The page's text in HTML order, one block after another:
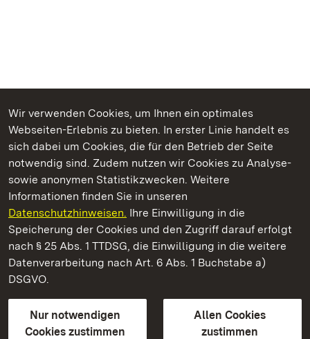
Wir verwenden Cookies, um Ihnen ein optimales
Webseiten-Erlebnis zu bieten. In erster Linie handelt es
sich dabei um Cookies, die für den Betrieb der Seite
notwendig sind. Zudem nutzen wir Cookies zu Analyse-
sowie anonymen Statistikzwecken. Weitere
Informationen finden Sie in unseren
Datenschutzhinweisen. Ihre Einwilligung in die
Speicherung der Cookies und den Zugriff darauf erfolgt
nach § 25 Abs. 1 TTDSG, die Einwilligung in die weitere
Datenverarbeitung nach Art. 6 Abs. 1 Buchstabe a)
DSGVO.
Nur notwendigen
Cookies zustimmen
Allen Cookies
zustimmen
Kommen. Staunen. Genießen.
Schloss Bruchsal
Staatliche Schlösser und Gärten Baden-Württemberg
Kontakt
GebärdenspracheLeichte Sprache
Erklärung zur Barrierefreiheit
BITV-konform (geprüfte Seiten)